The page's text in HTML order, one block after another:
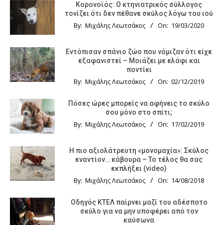
Κορονοϊός: Ο κτηνιατρικός σύλλογος
τονίζει ότι δεν πέθανε σκύλος λόγω του ιού
By: Μιχάλης Λεωτσάκος On: 19/03/2020
Εντόπισαν σπάνιο ζώο που νόμιζαν ότι είχε
εξαφανιστεί – Μοιάζει με ελάφι και
ποντίκι
By: Μιχάλης Λεωτσάκος On: 02/12/2019
Πόσες ώρες μπορείς να αφήνεις το σκύλο
σου μόνο στο σπίτι;
By: Μιχάλης Λεωτσάκος On: 17/02/2019
Η πιο αξιολάτρευτη «μονομαχία»: Σκύλος
εναντίον… κάβουρα – Το τέλος θα σας
εκπλήξει (video)
By: Μιχάλης Λεωτσάκος On: 14/08/2018
Οδηγός KTΕΛ παίρνει μαζί του αδέσποτο
σκύλο για να μην υποφέρει από τον
καύσωνα